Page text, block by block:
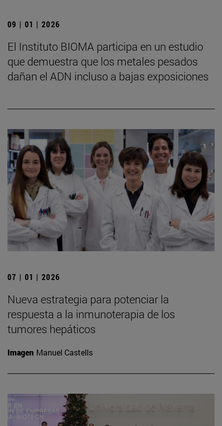
09 | 01 | 2026
El Instituto BIOMA participa en un estudio
que demuestra que los metales pesados
dañan el ADN incluso a bajas exposiciones
07 | 01 | 2026
Nueva estrategia para potenciar la
respuesta a la inmunoterapia de los
tumores hepáticos
Imagen Manuel Castells